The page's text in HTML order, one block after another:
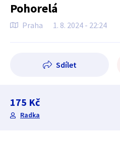
Pohorelá
Praha 1. 8. 2024 - 22:24
Sdílet
175 Kč
Radka